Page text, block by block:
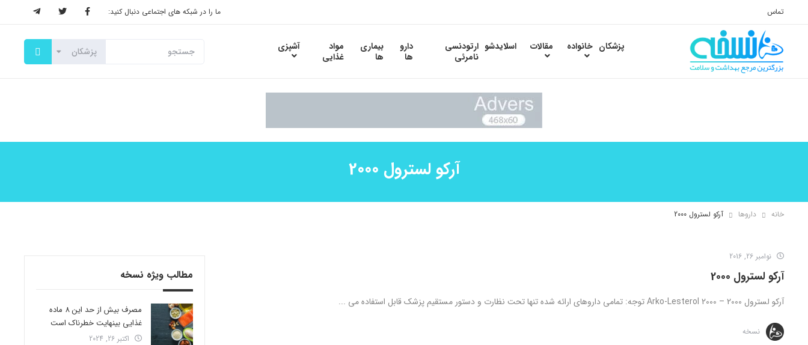
تماس ما را در شبکه های اجتماعی دنبال کنید:
پزشکان خانواده مقالات اسلایدشو ارتودنسی
نامرئی
دارو
ها
بیماری
ها
مواد
غذایی
آشپزی
آرکو لسترول 2000
خانه داروها آرکو لسترول 2000
نوامبر 26, 2016
آرکو لسترول 2000
آرکو لسترول 2000 – Arko-Lesterol 2000 توجه: تمامی داروهای ارائه شده تنها تحت نظارت و دستور مستقیم پزشک قابل استفاده می ...
نسخه
مطالب ویژه نسخه
مصرف بیش از حد این 8 ماده
غذایی بینهایت خطرناک است
اکتبر 26, 2024